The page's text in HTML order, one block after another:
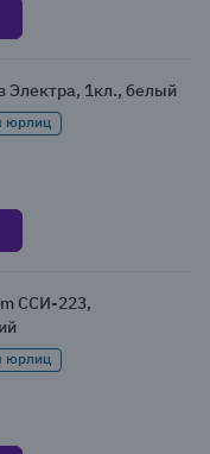
1кл., белый
юрлиц
ССИ-223,
юрлиц